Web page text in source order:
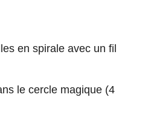
en spirale avec un fil
le cercle magique (4